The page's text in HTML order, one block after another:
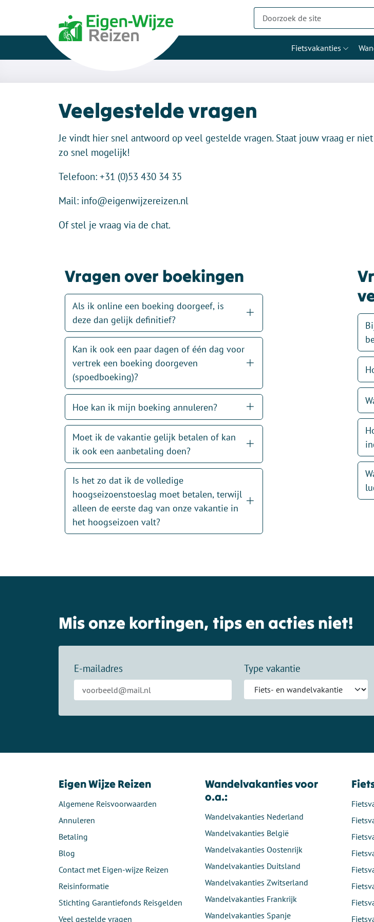
Fietsvakanties
Veelgestelde vragen
Je vindt hier snel antwoord op veel gestelde vragen. Staat jouw vraag er
zo snel mogelijk!
Telefoon: +31 (0)53 430 34 35
Mail: info@eigenwijzereizen.nl
Of stel je vraag via de chat.
Vragen over boekingen
Als ik online een boeking doorgeef, is
deze dan gelijk definitief?
Kan ik ook een paar dagen of één dag voor
vertrek een boeking doorgeven
(spoedboeking)?
Hoe kan ik mijn boeking annuleren?
Moet ik de vakantie gelijk betalen of kan
ik ook een aanbetaling doen?
Is het zo dat ik de volledige
hoogseizoenstoeslag moet betalen, terwijl
alleen de eerste dag van onze vakantie in
het hoogseizoen valt?
Mis onze kortingen, tips en acties niet!
E-mailadres Type vakantie
Eigen Wijze Reizen
Algemene Reisvoorwaarden
Annuleren
Betaling
Blog
Contact met Eigen-wijze Reizen
Reisinformatie
Stichting Garantiefonds Reisgelden
Veel gestelde vragen
Wandelvakanties voor
o.a.:
Wandelvakanties Nederland
Wandelvakanties België
Wandelvakanties Oostenrijk
Wandelvakanties Duitsland
Wandelvakanties Zwitserland
Wandelvakanties Frankrijk
Wandelvakanties Spanje